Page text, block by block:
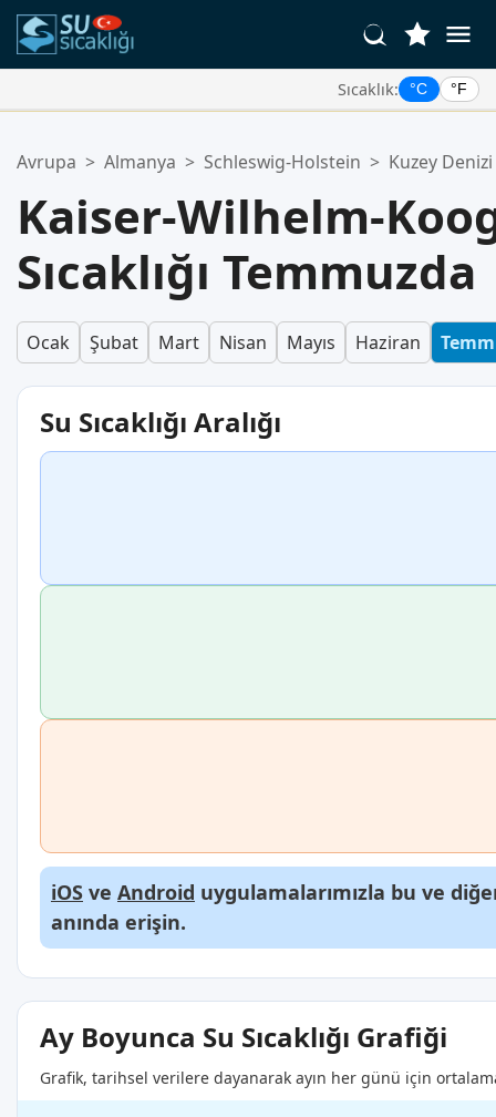
Sıcaklık: °C °F
Favoriler listeniz boş.
Avrupa > Almanya > Schleswig-Holstein > Kuzey Denizi
Kaiser-Wilhelm-
Sıcaklığı Temmuzda
Ocak Şubat Mart Nisan Mayıs Haziran
Su Sıcaklığı Aralığı
iOS ve Android uygulamalarımızla bu ve
anında erişin.
Ay Boyunca Su Sıcaklığı Grafiği
Grafik, tarihsel verilere dayanarak ayın her günü için